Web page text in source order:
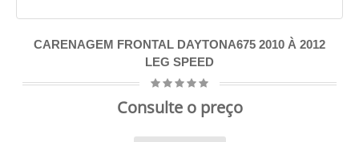
CARENAGEM FRONTAL DAYTONA675 2010 À 2012
LEG SPEED
Consulte o preço